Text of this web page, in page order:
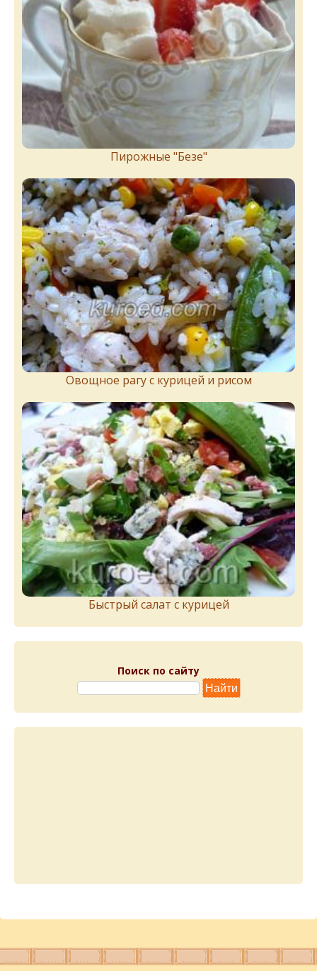
Пирожныe "Бeзe"
Овощное рагу с курицей и рисом
Быстрый салат с курицей
Поиск по сайту